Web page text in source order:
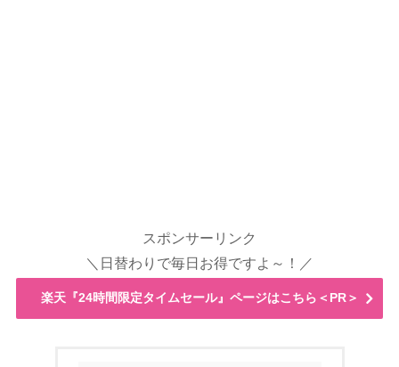
スポンサーリンク
＼日替わりで毎日お得ですよ～！／
楽天『24時間限定タイムセール』ページはこちら＜PR＞